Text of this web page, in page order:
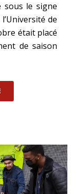
sous le signe
de
était placé
de saison